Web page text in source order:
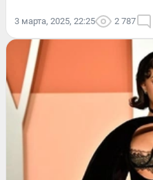
3 марта, 2025, 22:25 2 787